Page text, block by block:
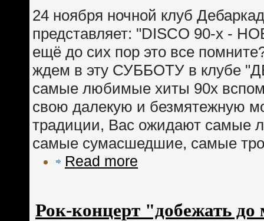
24 ноября ночной клуб
представляет: "DISCO 90-x -
ещё до сих пор это все
ждем в эту СУББОТУ в клубе
самые любимые хиты 90х
свою далекую и безмятежную
традиции, Вас ожидают самые
самые сумасшедшие, самые
Read more
Рок-концерт "добежать